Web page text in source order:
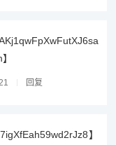
回复
】